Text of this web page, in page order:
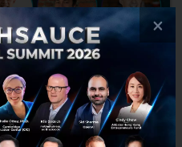
DeFi และ Digital Asset กับ
×